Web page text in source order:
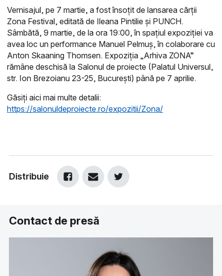
Vernisajul, pe 7 martie, a fost însoțit de lansarea cărții
Zona Festival, editată de Ileana Pintilie și PUNCH.
Sâmbătă, 9 martie, de la ora 19:00, în spațiul expoziției va
avea loc un performance Manuel Pelmuș, în colaborare cu
Anton Skaaning Thomsen. Expoziția „Arhiva ZONA”
rămâne deschisă la Salonul de proiecte (Palatul Universul,
str. Ion Brezoianu 23-25, București) până pe 7 aprilie.
Găsiți aici mai multe detalii:
https://salonuldeproiecte.ro/expozitii/Zona/
Distribuie
Contact de presă